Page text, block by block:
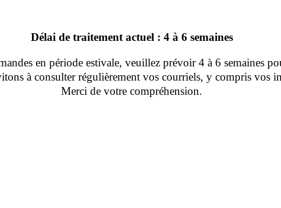
Délai de traitement actuel : 4 à 6 semaines
en période estivale, veuillez prévoir 4 à 6 semaines
à consulter régulièrement vos courriels, y compris vos
Merci de votre compréhension.